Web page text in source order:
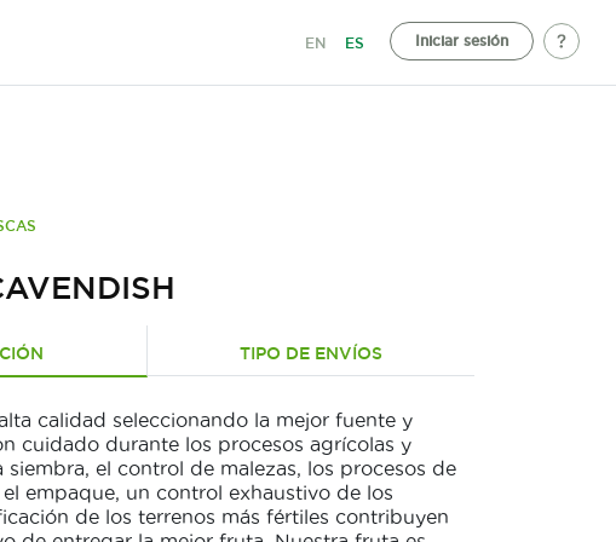
EN ES Iniciar sesión
TIPO DE ENVÍOS
calidad seleccionando la mejor fuente y
cuidado durante los procesos agrícolas y
siembra, el control de malezas, los procesos de
empaque, un control exhaustivo de los
de los terrenos más fértiles contribuyen